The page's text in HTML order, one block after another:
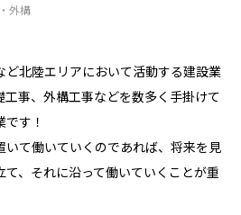
外構
ど北陸エリアにおいて活動する建設業
事、外構工事などを数多く手掛けて
す！
て働いていくのであれば、将来を見
、それに沿って働いていくことが重